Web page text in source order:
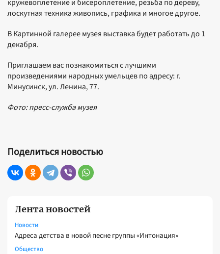
Лента новостей
Новости
Адреса детства в новой песне группы «Интонация»
Общество
кружевоплетение и бисероплетение, резьба по дереву,
лоскутная техника живопись, графика и многое другое.
В Картинной галерее музея выставка будет работать до 1
декабря.
Приглашаем вас познакомиться с лучшими
произведениями народных умельцев по адресу: г.
Минусинск, ул. Ленина, 77.
Фото: пресс-служба музея
Поделиться новостью